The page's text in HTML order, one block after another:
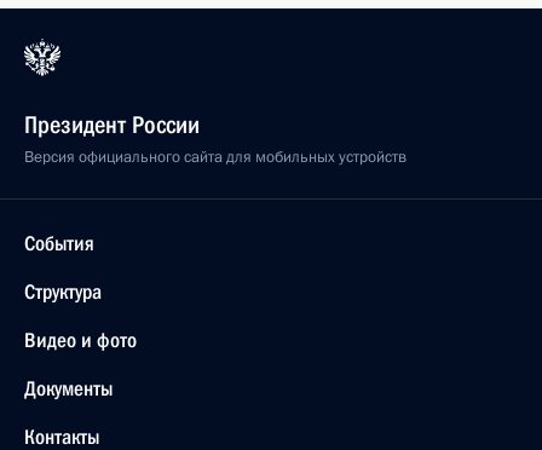
Президент России
Версия официального сайта для мобильных устройств
События
Структура
Видео и фото
Документы
Контакты